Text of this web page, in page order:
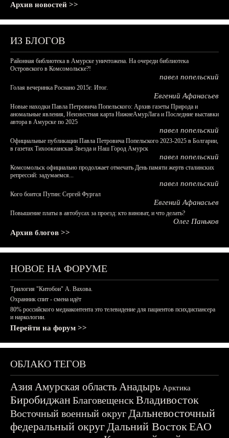
Архив новостей >>
ИЗ БЛОГОВ
Районная библиотека в Амурске уничтожена. На очереди библиотека
Островского в Комсомольске?!
павел попельский
Голая вечеринка Роснано 2015г. Итог.
Евгений Афанасьев
Новые находки Павла Петровича Попельского: Архив газеты Природа и
аномальные явления, Неизвестная карта НижнеАмурЛага и Последние выставки
автора в Амурске по 2025
павел попельский
Официальные публикации Павла Петровича Попельского 2023-2025 в Болгарии,
в газетах Тихоокеанская Звезда и Наш Город Амурск
павел попельский
Комсомольск официально продолжает отмечать День памяти жертв сталинских
репрессий: задумаемся...
павел попельский
Кого боится Путин: Сергей Фургал
Евгений Афанасьев
Повышение платы в автобусах за проезд: кто виноват, и что делать?
Олег Паньков
Архив блогов >>
НОВОЕ НА ФОРУМЕ
Трилогия "Китобои" А. Вахова.
Охранник спит - смена идёт
80% российского медиаконтента это телевидение для пациентов психдиспансера
и наркологии.
Перейти на форум >>
ОБЛАКО ТЕГОВ
АзияАмурская область Анадырь Арктика
БиробиджанБлаговещенскВладивосток
Восточный военный округДальневосточный
федеральный округДальний ВостокЕАО